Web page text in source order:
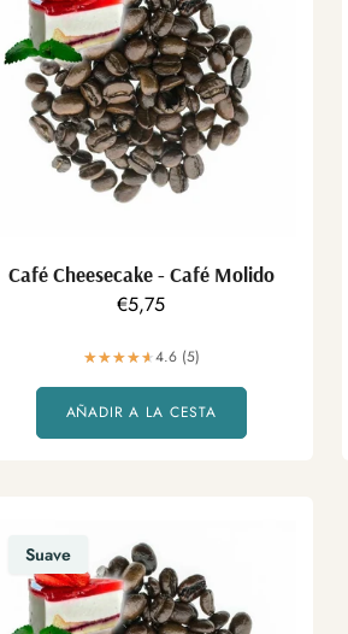
Café Cheesecake - Café Molido
Precio
€5,75
4.6 (5)
AÑADIR A LA CESTA
Suave